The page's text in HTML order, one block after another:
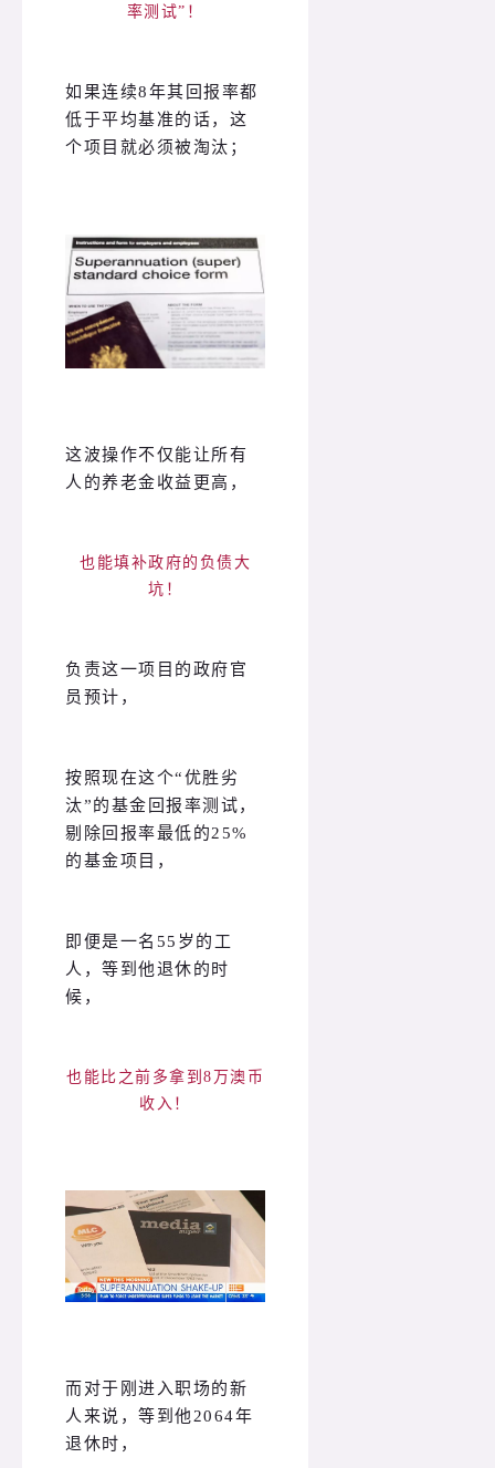
率测试”！
如果连续8年其回报率都
低于平均基准的话，这
个项目就必须被淘汰；
这波操作不仅能让所有
人的养老金收益更高，
也能填补政府的负债大
坑！
负责这一项目的政府官
员预计，
按照现在这个“优胜劣
汰”的基金回报率测试，
剔除回报率最低的25%
的基金项目，
即便是一名55岁的工
人，等到他退休的时
候，
也能比之前多拿到8万澳币
收入！
而对于刚进入职场的新
人来说，等到他2064年
退休时，